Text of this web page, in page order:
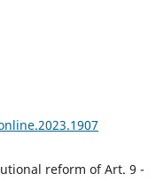
reform of Art. 9 -